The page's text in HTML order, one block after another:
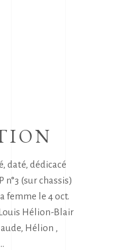
daté, dédicacé
n°3 (sur chassis)
femme le 4 oct.
Louis Hélion-Blair
Hélion ,